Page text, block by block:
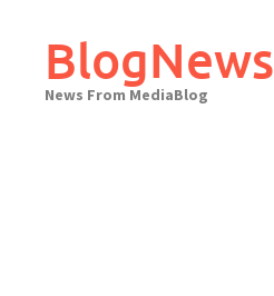
contentBlogNews
News From MediaBlog